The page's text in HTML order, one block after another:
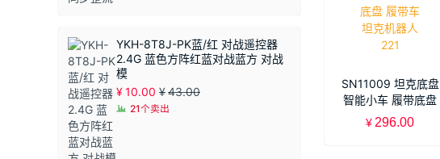
SN11009 坦克底盘
智能小车 履带底盘
机器人底盘 履带车
¥ 296.00
YKH-8T8J-PK蓝/红 对战遥控器
2.4G 蓝色方阵红蓝对战蓝方 对战
模
¥10.00 ¥43.00
21个卖出